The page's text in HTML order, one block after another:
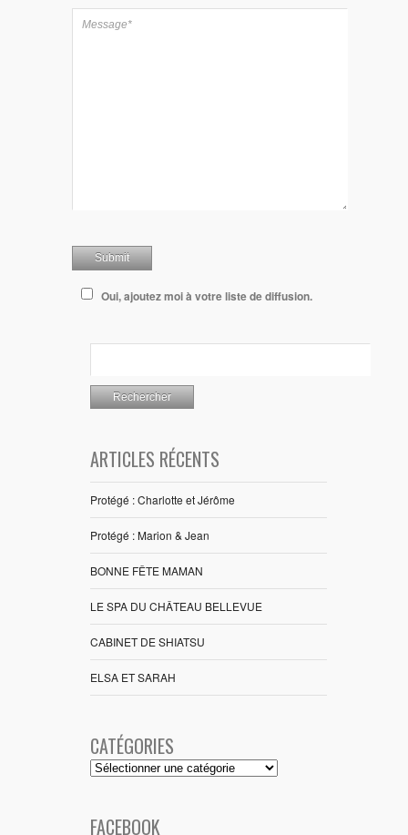
Oui, ajoutez moi à votre liste de diffusion.
ARTICLES RÉCENTS
Protégé : Charlotte et Jérôme
Protégé : Marion & Jean
BONNE FÊTE MAMAN
LE SPA DU CHÂTEAU BELLEVUE
CABINET DE SHIATSU
ELSA ET SARAH
CATÉGORIES
Catégories
FACEBOOK